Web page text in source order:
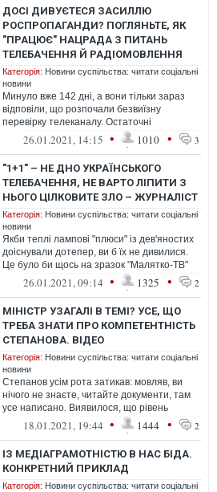
ДОСІ ДИВУЄТЕСЯ ЗАСИЛЛЮ
РОСПРОПАГАНДИ? ПОГЛЯНЬТЕ, ЯК
"ПРАЦЮЄ" НАЦРАДА З ПИТАНЬ
ТЕЛЕБАЧЕННЯ Й РАДІОМОВЛЕННЯ
Категорія: Новини суспільства: читати соціальні
новини
Минуло вже 142 дні, а вони тільки зараз
відповіли, що розпочали безвиїзну
перевірку телеканалу. Остаточні
результати цієї перевірки нам повідомлять
26.01.2021, 14:15 • 1010 • 3
"1+1" – НЕ ДНО УКРАЇНСЬКОГО
ТЕЛЕБАЧЕННЯ, НЕ ВАРТО ЛІПИТИ З
НЬОГО ЦІЛКОВИТЕ ЗЛО – ЖУРНАЛІСТ
Категорія: Новини суспільства: читати соціальні
новини
Якби теплі лампові "плюси" із дев'яностих
доіснували дотепер, ви б їх не дивилися.
Це було би щось на зразок "Малятко-ТВ"
для дорослих. Скурвився
26.01.2021, 09:14 • 1325 • 2
МІНІСТР УЗАГАЛІ В ТЕМІ? УСЕ, ЩО
ТРЕБА ЗНАТИ ПРО КОМПЕТЕНТНІСТЬ
СТЕПАНОВА. ВІДЕО
Категорія: Новини суспільства: читати соціальні
новини
Степанов усім рота затикав: мовляв, ви
нічого не знаєте, читайте документи, там
усе написано. Виявилося, що рівень
компетенції міністра не дотягує на...
18.01.2021, 19:44 • 1444 • 2
ІЗ МЕДІАГРАМОТНІСТЮ В НАС БІДА.
КОНКРЕТНИЙ ПРИКЛАД
Категорія: Новини суспільства: читати соціальні